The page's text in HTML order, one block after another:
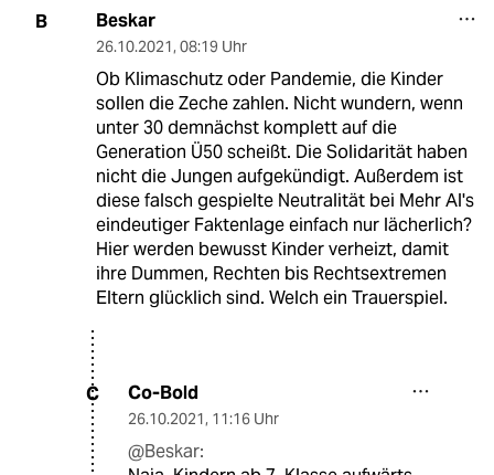
B Beskar
26.10.2021, 08:19 Uhr
Ob Klimaschutz oder Pandemie, die Kinder
sollen die Zeche zahlen. Nicht wundern, wenn
unter 30 demnächst komplett auf die
Generation Ü50 scheißt. Die Solidarität haben
nicht die Jungen aufgekündigt. Außerdem ist
diese falsch gespielte Neutralität bei Mehr Al's
eindeutiger Faktenlage einfach nur lächerlich?
Hier werden bewusst Kinder verheizt, damit
ihre Dummen, Rechten bis Rechtsextremen
Eltern glücklich sind. Welch ein Trauerspiel.
C Co-Bold
26.10.2021, 11:16 Uhr
@Beskar: